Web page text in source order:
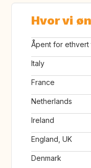
Hvor vi
Åpent for ethvert
Italy
France
Netherlands
Ireland
England, UK
Denmark